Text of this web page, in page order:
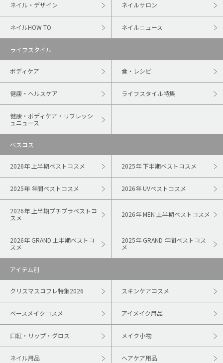
ネイル・デザイン ネイルサロン
ネイルHOW TO ネイルニュース
ライフスタイル
ボディケア 食・レシピ
健康・ヘルスケア ライフスタイル特集
健康・ボディケア・リフレッシ
ュニュース
ベスコス
2026年 上半期ベストコスメ 2025年 下半期ベストコスメ
2025年 年間ベストコスメ 2026年 UVベストコスメ
2026年 上半期プチプラベストコ
スメ
2026年 MEN 上半期ベストコスメ
2026年 GRAND 上半期ベストコ
スメ
2025年 GRAND 年間ベストコス
メ
アイテム別
クリスマスコフレ特集2026 スキンケアコスメ
ベースメイクコスメ アイメイク用品
口紅・リップ・グロス メイク小物
ネイル用品 ヘアケア用品